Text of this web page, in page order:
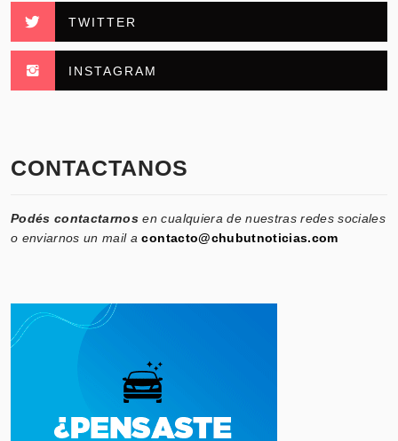
TWITTER
INSTAGRAM
CONTACTANOS
Podés contactarnos en cualquiera de nuestras redes sociales
o enviarnos un mail acontacto@chubutnoticias.com